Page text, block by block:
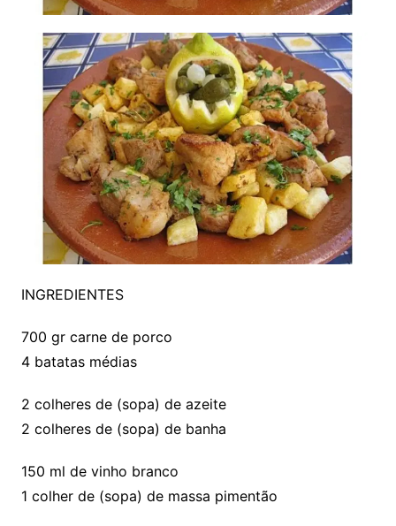
INGREDIENTES
700 gr carne de porco
4 batatas médias
2 colheres de (sopa) de azeite
2 colheres de (sopa) de banha
150 ml de vinho branco
1 colher de (sopa) de massa pimentão